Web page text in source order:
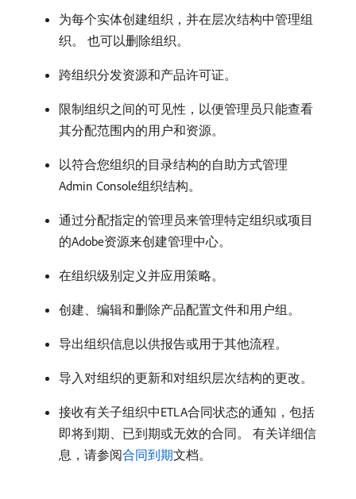
为每个实体创建组织，并在层次结构中管理组
织。 也可以删除组织。
跨组织分发资源和产品许可证。
限制组织之间的可见性，以便管理员只能查看
其分配范围内的用户和资源。
以符合您组织的目录结构的自助方式管理
Admin Console组织结构。
通过分配指定的管理员来管理特定组织或项目
的Adobe资源来创建管理中心。
在组织级别定义并应用策略。
创建、编辑和删除产品配置文件和用户组。
导出组织信息以供报告或用于其他流程。
导入对组织的更新和对组织层次结构的更改。
接收有关子组织中ETLA合同状态的通知，包括
即将到期、已到期或无效的合同。 有关详细信
息，请参阅合同到期文档。